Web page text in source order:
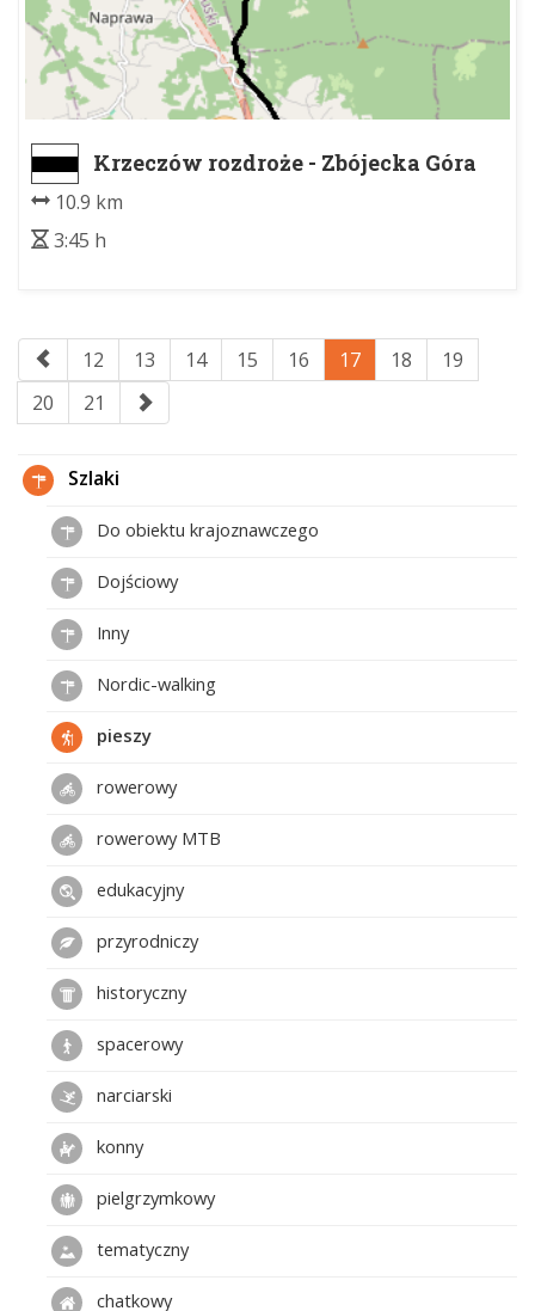
Krzeczów rozdroże - Zbójecka Góra
10.9 km
3:45 h
12 13 14 15 16 17 18
19
20
21
Szlaki
Do obiektu krajoznawczego
Dojściowy
Inny
Nordic-walking
pieszy
rowerowy
rowerowy MTB
edukacyjny
przyrodniczy
historyczny
spacerowy
narciarski
konny
pielgrzymkowy
tematyczny
chatkowy